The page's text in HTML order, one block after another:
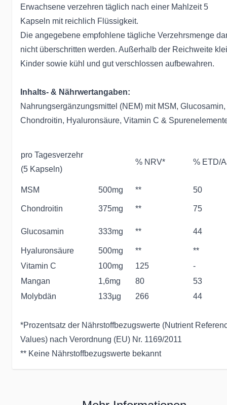
Erwachsene verzehren täglich nach einer Mahlzeit 5
Kapseln mit reichlich Flüssigkeit.
Die angegebene empfohlene tägliche Verzehrsmenge
nicht überschritten werden. Außerhalb der Reichweite
Kinder sowie kühl und gut verschlossen aufbewahren.
Inhalts- & Nährwertangaben:
Nahrungsergänzungsmittel (NEM) mit MSM, Glucosamin,
Chondroitin, Hyaluronsäure, Vitamin C &
pro Tagesverzehr
(5 Kapseln)
% NRV* % ETD/
MSM 500mg ** 50
Chondroitin 375mg ** 75
Glucosamin 333mg ** 44
Hyaluronsäure 500mg **
**
Vitamin C
100mg 125
-
Mangan
1,6mg 80
53
Molybdän
133µg 266 44
*Prozentsatz der Nährstoffbezugswerte (Nutrient
Values) nach Verordnung (EU) Nr. 1169/2011
** Keine Nährstoffbezugswerte bekannt